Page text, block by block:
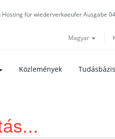
Magyar
Közlemények Tudásbázis